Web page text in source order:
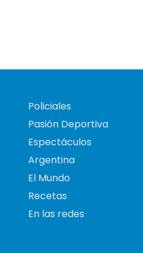
Policiales
Pasión Deportiva
Espectáculos
Argentina
El Mundo
Recetas
En las redes